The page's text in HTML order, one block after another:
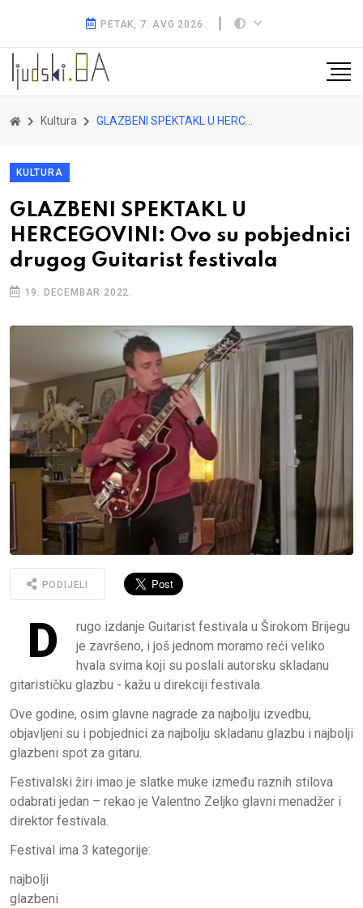
PETAK, 7. AVG 2026.
Kultura GLAZBENI SPEKTAKL U HERCEGOVINI: Ovo su pobjednici drugog Guitarist festivala
KULTURA
GLAZBENI SPEKTAKL U
HERCEGOVINI: Ovo su pobjednici
drugog Guitarist festivala
19. DECEMBAR 2022.
PODIJELI
D
rugo izdanje Guitarist festivala u Širokom Brijegu
je završeno, i još jednom moramo reći veliko
hvala svima koji su poslali autorsku skladanu
gitarističku glazbu - kažu u direkciji festivala.
Ove godine, osim glavne nagrade za najbolju izvedbu,
objavljeni su i pobjednici za najbolju skladanu glazbu i najbolji
glazbeni spot za gitaru.
Festivalski žiri imao je slatke muke između raznih stilova
odabrati jedan – rekao je Valentno Zeljko glavni menadžer i
direktor festivala.
Festival ima 3 kategorije:
najbolji
glazbeni